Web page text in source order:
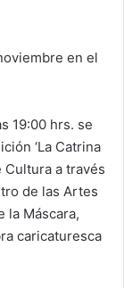
en el
19:00 hrs. se
‘La Catrina
Cultura a través
de las Artes
la Máscara,
caricaturesca